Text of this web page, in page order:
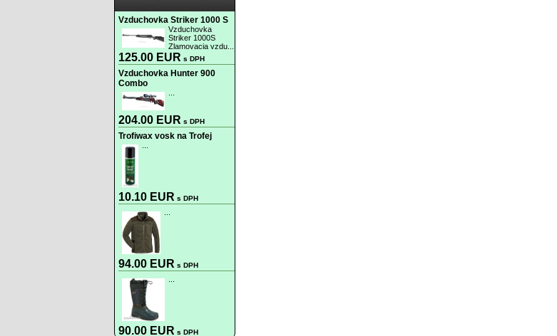
Vzduchovka Striker 1000 S
Vzduchovka
Striker 1000S
Zlamovacia vzdu...
125.00 EUR s DPH
Vzduchovka Hunter 900
Combo
204.00 EUR s DPH
Trofiwax vosk na Trofej
10.10 EUR s DPH
94.00 EUR s DPH
90.00 EUR s DPH